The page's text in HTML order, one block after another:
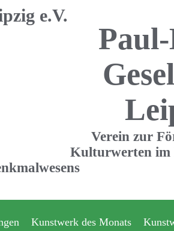
Verein zur
Kulturwerten im
Kunstwerk des Monats